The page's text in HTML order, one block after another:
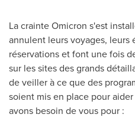
La crainte Omicron s'est
annulent leurs voyages, leurs
réservations et font une fois
sur les sites des grands
de veiller à ce que des
soient mis en place pour
avons besoin de vous pour :